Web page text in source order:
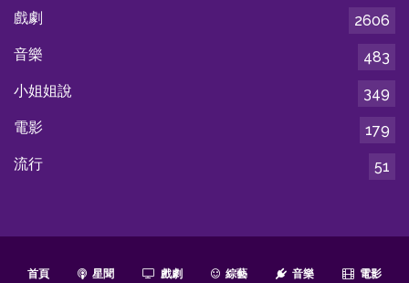
戲劇
2606
音樂
483
小姐姐說
349
電影
179
流行
51
首頁 星聞 戲劇 綜藝 音樂 電影